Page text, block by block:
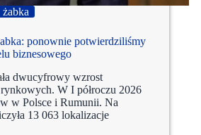
żabka
ponownie potwierdziliśmy
biznesowego
dwucyfrowy wzrost
W I półroczu 2026
w Polsce i Rumunii. Na
13 063 lokalizacje